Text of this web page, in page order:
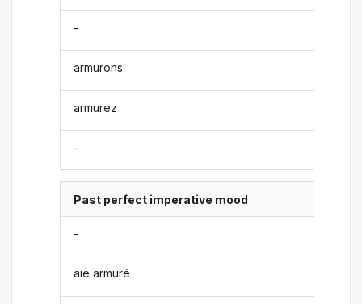
-
armurons
armurez
-
Past perfect imperative mood
-
aie armuré